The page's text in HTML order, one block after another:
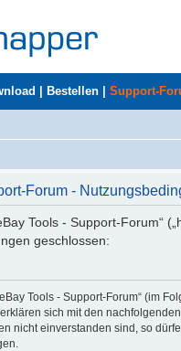
Bestellen Support-
Forum -
Tools - Support-Forum“
geschlossen:
Tools - Support-Forum“ (im
sich mit den
nicht einverstanden sind, so